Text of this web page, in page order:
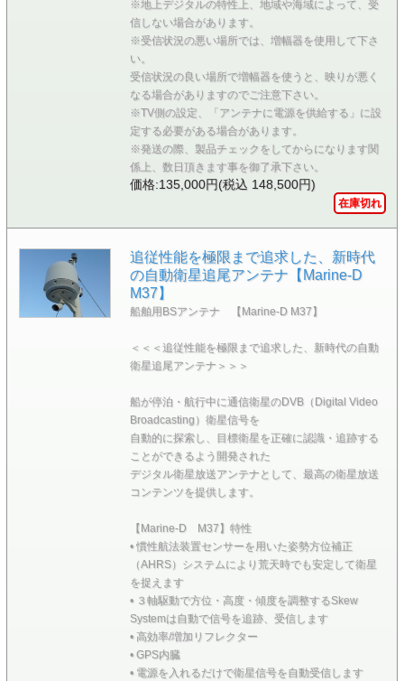
※地上デジタルの特性上、地域や海域によって、受
信しない場合があります。
※受信状況の悪い場所では、増幅器を使用して下さ
い。
受信状況の良い場所で増幅器を使うと、映りが悪く
なる場合がありますのでご注意下さい。
※TV側の設定、「アンテナに電源を供給する」に設
定する必要がある場合があります。
※発送の際、製品チェックをしてからになります関
係上、数日頂きます事を御了承下さい。
価格:135,000円(税込 148,500円)
在庫切れ
追従性能を極限まで追求した、新時代
の自動衛星追尾アンテナ【Marine-D
M37】
船舶用BSアンテナ 【Marine-D M37】
＜＜＜追従性能を極限まで追求した、新時代の自動
衛星追尾アンテナ＞＞＞
船が停泊・航行中に通信衛星のDVB（Digital Video
Broadcasting）衛星信号を
自動的に探索し、目標衛星を正確に認識・追跡する
ことができるよう開発された
デジタル衛星放送アンテナとして、最高の衛星放送
コンテンツを提供します。
【Marine-D M37】特性
• 慣性航法装置センサーを用いた姿勢方位補正
（AHRS）システムにより荒天時でも安定して衛星
を捉えます
• ３軸駆動で方位・高度・傾度を調整するSkew
Systemは自動で信号を追跡、受信します
• 高効率/増加リフレクター
• GPS内臓
• 電源を入れるだけで衛星信号を自動受信します